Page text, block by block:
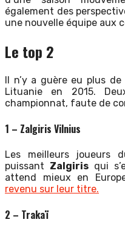
également des
une nouvelle équipe aux
Le top 2
Il n’y a guère eu plus
Lituanie en 2015.
championnat, faute de
1 – Zalgiris Vilnius
Les meilleurs joueurs
puissant Zalgiris qui
attend mieux en
revenu sur leur titre.
2 – Trakaï